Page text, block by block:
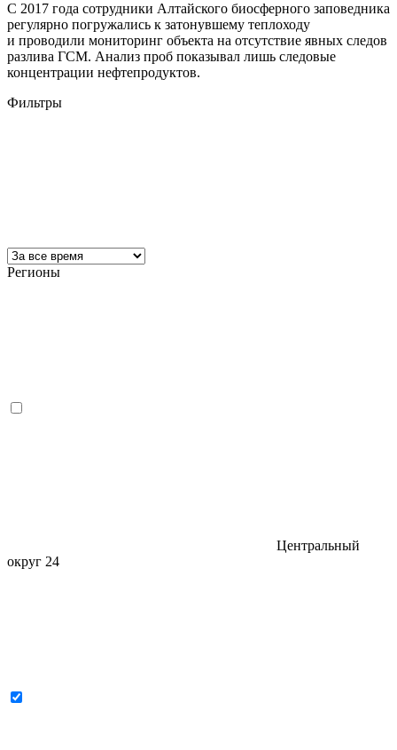
С 2017 года сотрудники Алтайского биосферного заповедника
регулярно погружались к затонувшему теплоходу
и проводили мониторинг объекта на отсутствие явных следов
разлива ГСМ. Анализ проб показывал лишь следовые
концентрации нефтепродуктов.
Фильтры
Регионы
Центральный
округ 24